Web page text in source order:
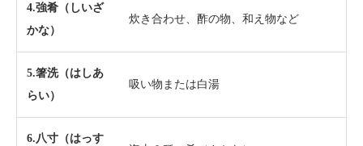
4.強肴（しいざ
かな）
炊き合わせ、酢の物、和え物など
5.箸洗（はしあ
らい）
吸い物または白湯
6.八寸（はっす